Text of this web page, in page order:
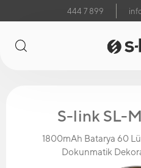
444 7 899
S-link SL-
1800mAh Batarya 60
Dokunmatik